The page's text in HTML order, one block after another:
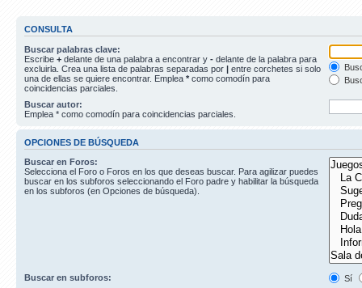
CONSULTA
Buscar palabras clave:
Escribe + delante de una palabra a encontrar y - delante de la palabra para
excluirla. Crea una lista de palabras separadas por | entre corchetes si solo
una de ellas se quiere encontrar. Emplea * como comodín para
coincidencias parciales.
Buscar autor:
Emplea * como comodín para coincidencias parciales.
OPCIONES DE BÚSQUEDA
Buscar en Foros:
Selecciona el Foro o Foros en los que deseas buscar. Para agilizar puedes
buscar en los subforos seleccionando el Foro padre y habilitar la búsqueda
en los subforos (en Opciones de búsqueda).
Buscar en subforos:
Sí